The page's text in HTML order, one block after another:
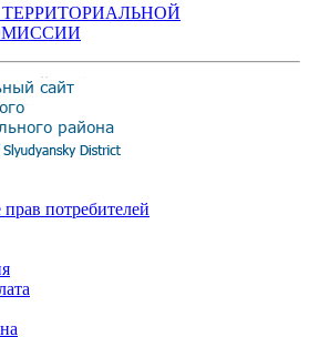
потребителей